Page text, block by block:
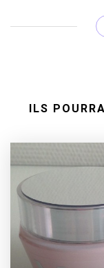
ILS